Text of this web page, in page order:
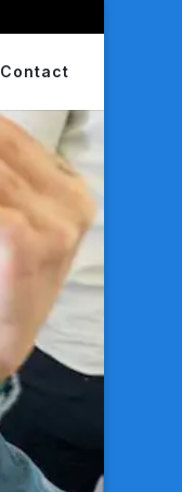
Contact